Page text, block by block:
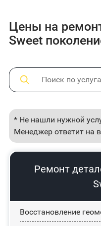
Цены на
Sweet
* Не нашли нужной
Менеджер ответит на
Ремонт
Восстановление